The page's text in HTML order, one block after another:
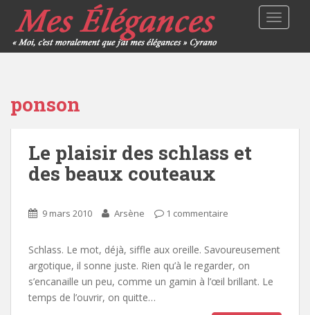
ponson
Le plaisir des schlass et
des beaux couteaux
9 mars 2010 Arsène 1 commentaire
Schlass. Le mot, déjà, siffle aux oreille. Savoureusement
argotique, il sonne juste. Rien qu’à le regarder, on
s’encanaille un peu, comme un gamin à l’œil brillant. Le
temps de l’ouvrir, on quitte…